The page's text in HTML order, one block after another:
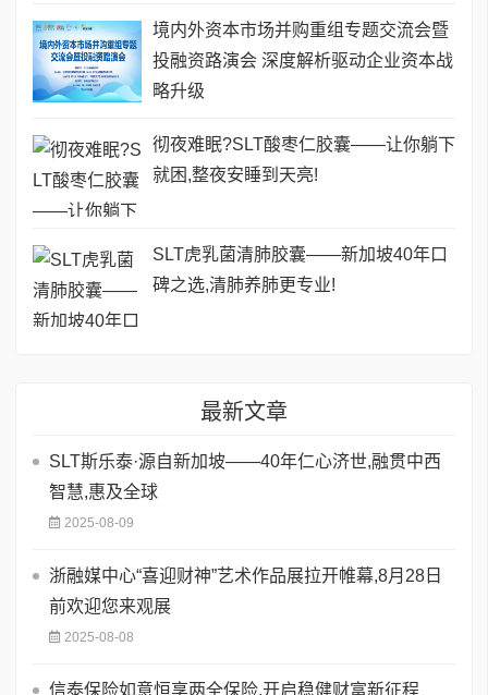
境内外资本市场并购重组专题交流会暨
投融资路演会 深度解析驱动企业资本战
略升级
彻夜难眠?SLT酸枣仁胶囊——让你躺下
就困,整夜安睡到天亮!
SLT虎乳菌清肺胶囊——新加坡40年口
碑之选,清肺养肺更专业!
最新文章
SLT斯乐泰·源自新加坡——40年仁心济世,融贯中西
智慧,惠及全球
2025-08-09
浙融媒中心“喜迎财神”艺术作品展拉开帷幕,8月28日
前欢迎您来观展
2025-08-08
信泰保险如意恒享两全保险,开启稳健财富新征程